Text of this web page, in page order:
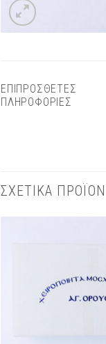
ΕΠΙΠΡΟΣΘΕΤΕΣ
ΠΛΗΡΟΦΟΡΙΕΣ
ΣΧΕΤΙΚΑ